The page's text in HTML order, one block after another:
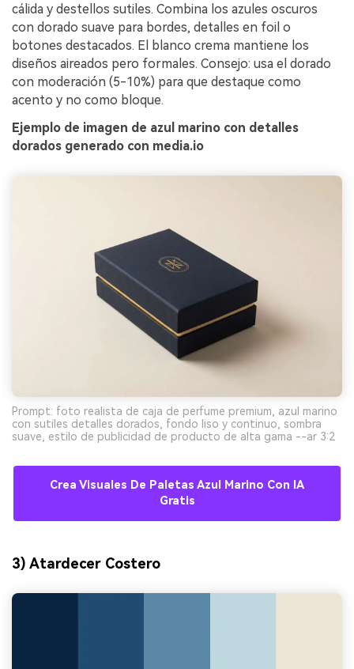
cálida y destellos sutiles. Combina los azules oscuros
con dorado suave para bordes, detalles en foil o
botones destacados. El blanco crema mantiene los
diseños aireados pero formales. Consejo: usa el dorado
con moderación (5-10%) para que destaque como
acento y no como bloque.
Ejemplo de imagen de azul marino con detalles
dorados generado con media.io
Prompt: foto realista de caja de perfume premium, azul marino
con sutiles detalles dorados, fondo liso y continuo, sombra
suave, estilo de publicidad de producto de alta gama --ar 3:2
Crea Visuales De Paletas Azul Marino Con IA
Gratis
3) Atardecer Costero